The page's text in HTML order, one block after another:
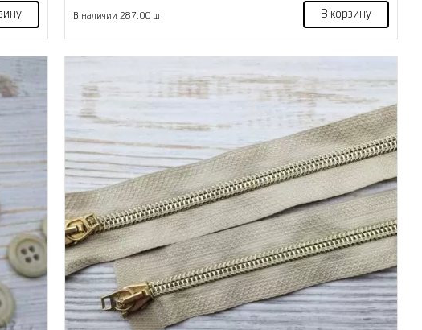
В наличии 287.00 шт В корзину